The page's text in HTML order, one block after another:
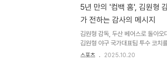
팬들 '심쿵'… 'AOA 시절보다 예뻐'
기가 눈길을 끈다. 팬들은 “분위기
5년 만의 '컴백 홈', 김원형
가 전하는 감사의 메시지
김원형 감독, 두산 베어스로 돌아
김원형 야구 국가대표팀 투수 코치
계약 규모는 2+1년 최대 20억원으
스포츠 2025.10.20